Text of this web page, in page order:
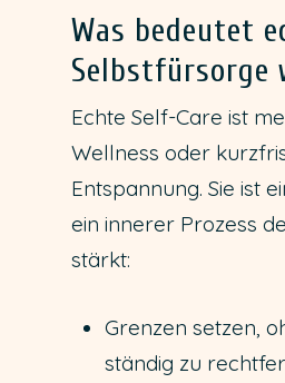
Was bedeutet
Selbstfürsorge
Echte Self-Care ist
Wellness oder
Entspannung. Sie ist
ein innerer Prozess
stärkt:
Grenzen setzen,
ständig zu